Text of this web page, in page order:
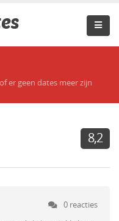
er geen dates meer zijn
8,2
0 reacties